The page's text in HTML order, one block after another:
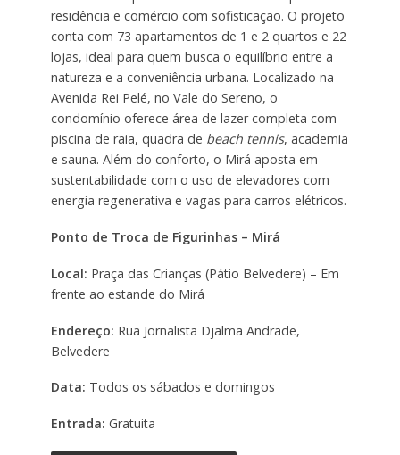
residência e comércio com sofisticação. O projeto
conta com 73 apartamentos de 1 e 2 quartos e 22
lojas, ideal para quem busca o equilíbrio entre a
natureza e a conveniência urbana. Localizado na
Avenida Rei Pelé, no Vale do Sereno, o
condomínio oferece área de lazer completa com
piscina de raia, quadra de beach tennis, academia
e sauna. Além do conforto, o Mirá aposta em
sustentabilidade com o uso de elevadores com
energia regenerativa e vagas para carros elétricos.
Ponto de Troca de Figurinhas – Mirá
Local: Praça das Crianças (Pátio Belvedere) – Em
frente ao estande do Mirá
Endereço: Rua Jornalista Djalma Andrade,
Belvedere
Data: Todos os sábados e domingos
Entrada: Gratuita